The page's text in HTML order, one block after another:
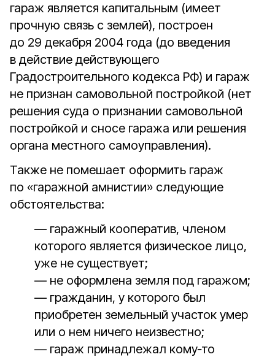
гараж является капитальным (имеет
прочную связь с землей), построен
до 29 декабря 2004 года (до введения
в действие действующего
Градостроительного кодекса РФ) и гараж
не признан самовольной постройкой (нет
решения суда о признании самовольной
постройкой и сносе гаража или решения
органа местного самоуправления).
Также не помешает оформить гараж
по «гаражной амнистии» следующие
обстоятельства:
— гаражный кооператив, членом
которого является физическое лицо,
уже не существует;
— не оформлена земля под гаражом;
— гражданин, у которого был
приобретен земельный участок умер
или о нем ничего неизвестно;
— гараж принадлежал кому‑то